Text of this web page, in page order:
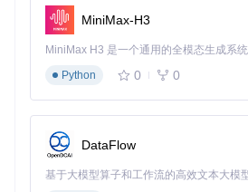
案
问题现象
音频设备无法工作，表现为系统设置
工具定位
虽然这是显示配置界面，但类似的操
MiniMax-H3
Python
0 0
DataFlow
基于大模型算子和工作流的高效文本大模